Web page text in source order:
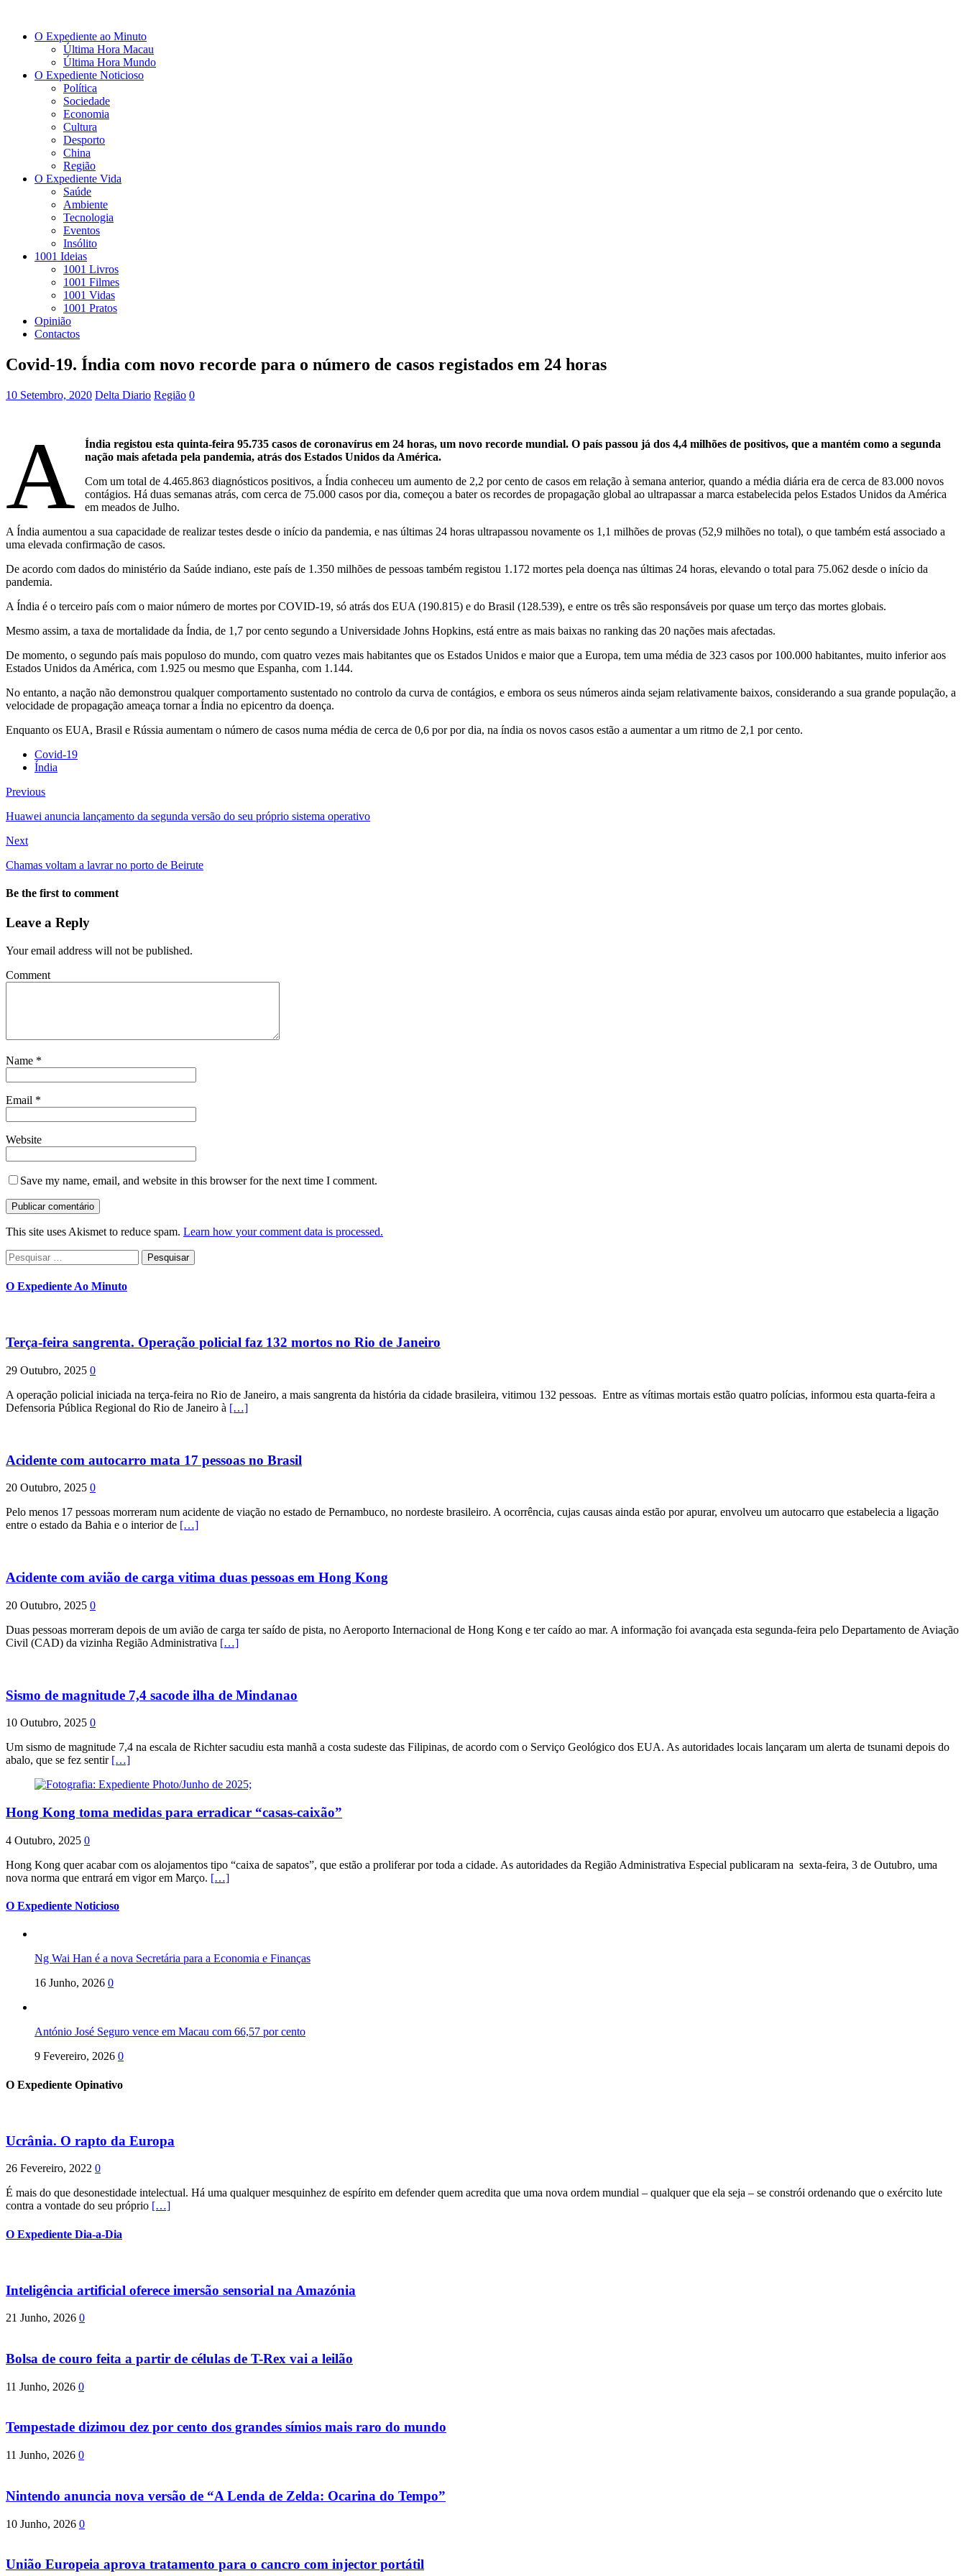
O Expediente ao Minuto
Última Hora Macau
Última Hora Mundo
O Expediente Noticioso
Política
Sociedade
Economia
Cultura
Desporto
China
Região
O Expediente Vida
Saúde
Ambiente
Tecnologia
Eventos
Insólito
1001 Ideias
1001 Livros
1001 Filmes
1001 Vidas
1001 Pratos
Opinião
Contactos
Covid-19. Índia com novo recorde para o número de casos registados em 24 horas
10 Setembro, 2020 Delta Diario Região 0
A
Índia registou esta quinta-feira 95.735 casos de coronavírus em 24 horas, um novo recorde mundial. O país passou já dos 4,4 milhões de positivos, que a mantém como a segunda
nação mais afetada pela pandemia, atrás dos Estados Unidos da América.
Com um total de 4.465.863 diagnósticos positivos, a Índia conheceu um aumento de 2,2 por cento de casos em relação à semana anterior, quando a média diária era de cerca de 83.000 novos
contágios. Há duas semanas atrás, com cerca de 75.000 casos por dia, começou a bater os recordes de propagação global ao ultrapassar a marca estabelecida pelos Estados Unidos da América
em meados de Julho.
A Índia aumentou a sua capacidade de realizar testes desde o início da pandemia, e nas últimas 24 horas ultrapassou novamente os 1,1 milhões de provas (52,9 milhões no total), o que também está associado a
uma elevada confirmação de casos.
De acordo com dados do ministério da Saúde indiano, este país de 1.350 milhões de pessoas também registou 1.172 mortes pela doença nas últimas 24 horas, elevando o total para 75.062 desde o início da
pandemia.
A Índia é o terceiro país com o maior número de mortes por COVID-19, só atrás dos EUA (190.815) e do Brasil (128.539), e entre os três são responsáveis por quase um terço das mortes globais.
Mesmo assim, a taxa de mortalidade da Índia, de 1,7 por cento segundo a Universidade Johns Hopkins, está entre as mais baixas no ranking das 20 nações mais afectadas.
De momento, o segundo país mais populoso do mundo, com quatro vezes mais habitantes que os Estados Unidos e maior que a Europa, tem uma média de 323 casos por 100.000 habitantes, muito inferior aos
Estados Unidos da América, com 1.925 ou mesmo que Espanha, com 1.144.
No entanto, a nação não demonstrou qualquer comportamento sustentado no controlo da curva de contágios, e embora os seus números ainda sejam relativamente baixos, considerando a sua grande população, a
velocidade de propagação ameaça tornar a Índia no epicentro da doença.
Enquanto os EUA, Brasil e Rússia aumentam o número de casos numa média de cerca de 0,6 por por dia, na índia os novos casos estão a aumentar a um ritmo de 2,1 por cento.
Covid-19
Índia
Previous
Huawei anuncia lançamento da segunda versão do seu próprio sistema operativo
Next
Chamas voltam a lavrar no porto de Beirute
Be the first to comment
Leave a Reply
Your email address will not be published.
Comment
Name *
Email *
Website
Save my name, email, and website in this browser for the next time I comment.
This site uses Akismet to reduce spam. Learn how your comment data is processed.
Pesquisar
por:
O Expediente Ao Minuto
Terça-feira sangrenta. Operação policial faz 132 mortos no Rio de Janeiro
29 Outubro, 2025 0
A operação policial iniciada na terça-feira no Rio de Janeiro, a mais sangrenta da história da cidade brasileira, vitimou 132 pessoas. Entre as vítimas mortais estão quatro polícias, informou esta quarta-feira a
Defensoria Pública Regional do Rio de Janeiro à […]
Acidente com autocarro mata 17 pessoas no Brasil
20 Outubro, 2025 0
Pelo menos 17 pessoas morreram num acidente de viação no estado de Pernambuco, no nordeste brasileiro. A ocorrência, cujas causas ainda estão por apurar, envolveu um autocarro que estabelecia a ligação
entre o estado da Bahia e o interior de […]
Acidente com avião de carga vitima duas pessoas em Hong Kong
20 Outubro, 2025 0
Duas pessoas morreram depois de um avião de carga ter saído de pista, no Aeroporto Internacional de Hong Kong e ter caído ao mar. A informação foi avançada esta segunda-feira pelo Departamento de Aviação
Civil (CAD) da vizinha Região Administrativa […]
Sismo de magnitude 7,4 sacode ilha de Mindanao
10 Outubro, 2025 0
Um sismo de magnitude 7,4 na escala de Richter sacudiu esta manhã a costa sudeste das Filipinas, de acordo com o Serviço Geológico dos EUA. As autoridades locais lançaram um alerta de tsunami depois do
abalo, que se fez sentir […]
Hong Kong toma medidas para erradicar “casas-caixão”
4 Outubro, 2025 0
Hong Kong quer acabar com os alojamentos tipo “caixa de sapatos”, que estão a proliferar por toda a cidade. As autoridades da Região Administrativa Especial publicaram na sexta-feira, 3 de Outubro, uma
nova norma que entrará em vigor em Março. […]
O Expediente Noticioso
Ng Wai Han é a nova Secretária para a Economia e Finanças
16 Junho, 2026 0
António José Seguro vence em Macau com 66,57 por cento
9 Fevereiro, 2026 0
O Expediente Opinativo
Ucrânia. O rapto da Europa
26 Fevereiro, 2022 0
É mais do que desonestidade intelectual. Há uma qualquer mesquinhez de espírito em defender quem acredita que uma nova ordem mundial – qualquer que ela seja – se constrói ordenando que o exército lute
contra a vontade do seu próprio […]
O Expediente Dia-a-Dia
Inteligência artificial oferece imersão sensorial na Amazónia
21 Junho, 2026 0
Bolsa de couro feita a partir de células de T-Rex vai a leilão
11 Junho, 2026 0
Tempestade dizimou dez por cento dos grandes símios mais raro do mundo
11 Junho, 2026 0
Nintendo anuncia nova versão de “A Lenda de Zelda: Ocarina do Tempo”
10 Junho, 2026 0
União Europeia aprova tratamento para o cancro com injector portátil